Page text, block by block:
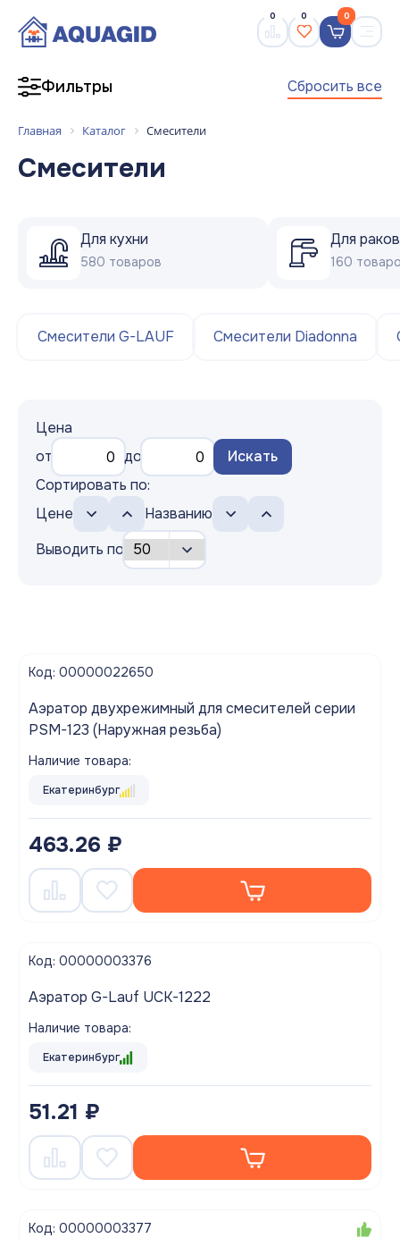
0 0 0
Фильтры Сбросить все
Главная Каталог Смесители
Смесители
Для кухни
580 товаров
Для
160
Смесители G-LAUF Смесители Diadonna
Цена
от
до
Искать
Сортировать по:
Цене
Названию
Выводить по
Код: 00000022650
Аэратор двухрежимный для смесителей серии
PSM-123 (Наружная резьба)
Наличие товара:
Екатеринбург
463.26 ₽
Код: 00000003376
Аэратор G-Lauf UCK-1222
Наличие товара:
Екатеринбург
51.21 ₽
Код: 00000003377